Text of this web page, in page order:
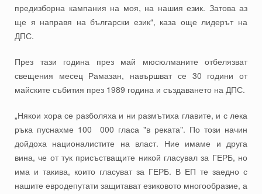
предизборна кампания на моя, на нашия език. Затова аз
ще я направя на български език“, каза още лидерът на
ДПС.
През тази година през май мюсюлманите отбелязват
свещения месец Рамазан, навършват се 30 години от
майските събития през 1989 година и създаването на ДПС.
„Някои хора се разболяха и ни размътиха главите, и с лека
ръка пуснахме 100 000 гласа "в реката". По този начин
дойдоха националистите на власт. Ние имаме и друга
вина, че от тук присъстващите никой гласувал за ГЕРБ, но
има и такива, които гласуват за ГЕРБ. В ЕП те заедно с
нашите евродепутати защитават езиковото многообразие, а